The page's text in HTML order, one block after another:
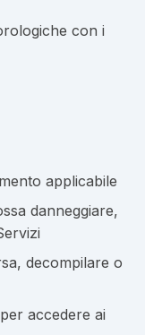
con i
applicabile
danneggiare,
decompilare o
accedere ai